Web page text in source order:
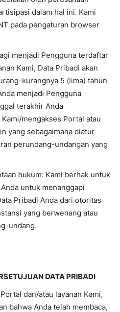
dalam hal ini. Kami
pada pengaturan browser
menjadi Pengguna terdaftar
Kami, Data Pribadi akan
kurangnya 5 (lima) tahun
menjadi Pengguna
terakhir Anda
mengakses Portal atau
yang sebagaimana diatur
perundang-undangan yang
hukum: Kami berhak untuk
untuk menanggapi
Pribadi Anda dari otoritas
yang berwenang atau
undang.
DATA PRIBADI
dan/atau layanan Kami,
bahwa Anda telah membaca,